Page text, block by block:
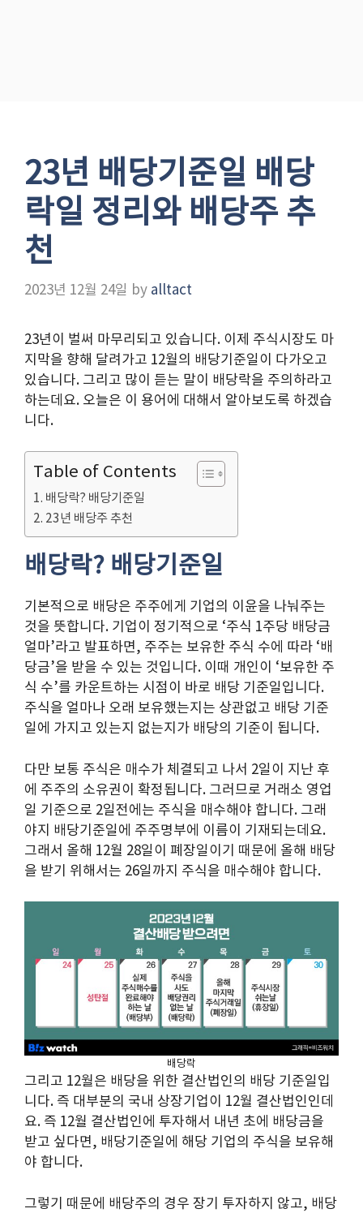
23년 배당기준일 배당
락일 정리와 배당주 추
천
2023년 12월 24일 by alltact
23년이 벌써 마무리되고 있습니다. 이제 주식시장도 마
지막을 향해 달려가고 12월의 배당기준일이 다가오고
있습니다. 그리고 많이 듣는 말이 배당락을 주의하라고
하는데요. 오늘은 이 용어에 대해서 알아보도록 하겠습
니다.
Table of Contents
배당락? 배당기준일
23년 배당주 추천
배당락? 배당기준일
기본적으로 배당은 주주에게 기업의 이윤을 나눠주는
것을 뜻합니다. 기업이 정기적으로 ‘주식 1주당 배당금
얼마’라고 발표하면, 주주는 보유한 주식 수에 따라 ‘배
당금’을 받을 수 있는 것입니다. 이때 개인이 ‘보유한 주
식 수’를 카운트하는 시점이 바로 배당 기준일입니다.
주식을 얼마나 오래 보유했는지는 상관없고 배당 기준
일에 가지고 있는지 없는지가 배당의 기준이 됩니다.
다만 보통 주식은 매수가 체결되고 나서 2일이 지난 후
에 주주의 소유권이 확정됩니다. 그러므로 거래소 영업
일 기준으로 2일전에는 주식을 매수해야 합니다. 그래
야지 배당기준일에 주주명부에 이름이 기재되는데요.
그래서 올해 12월 28일이 폐장일이기 때문에 올해 배당
을 받기 위해서는 26일까지 주식을 매수해야 합니다.
배당락
그리고 12월은 배당을 위한 결산법인의 배당 기준일입
니다. 즉 대부분의 국내 상장기업이 12월 결산법인인데
요. 즉 12월 결산법인에 투자해서 내년 초에 배당금을
받고 싶다면, 배당기준일에 해당 기업의 주식을 보유해
야 합니다.
그렇기 때문에 배당주의 경우 장기 투자하지 않고, 배당